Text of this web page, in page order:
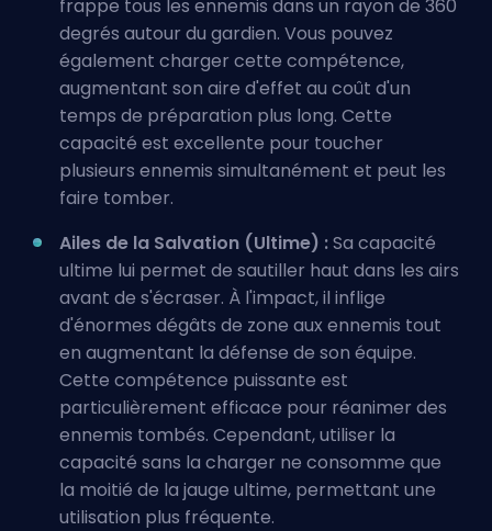
frappe tous les ennemis dans un rayon de 360
degrés autour du gardien. Vous pouvez
également charger cette compétence,
augmentant son aire d'effet au coût d'un
temps de préparation plus long. Cette
capacité est excellente pour toucher
plusieurs ennemis simultanément et peut les
faire tomber.
Ailes de la Salvation (Ultime) :Sa capacité
ultime lui permet de sautiller haut dans les airs
avant de s'écraser. À l'impact, il inflige
d'énormes dégâts de zone aux ennemis tout
en augmentant la défense de son équipe.
Cette compétence puissante est
particulièrement efficace pour réanimer des
ennemis tombés. Cependant, utiliser la
capacité sans la charger ne consomme que
la moitié de la jauge ultime, permettant une
utilisation plus fréquente.